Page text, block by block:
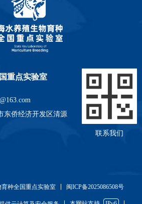
重点实验室
东侨经济开发区清源
联系我们
种全国重点实验室 闽ICP备2025086508号